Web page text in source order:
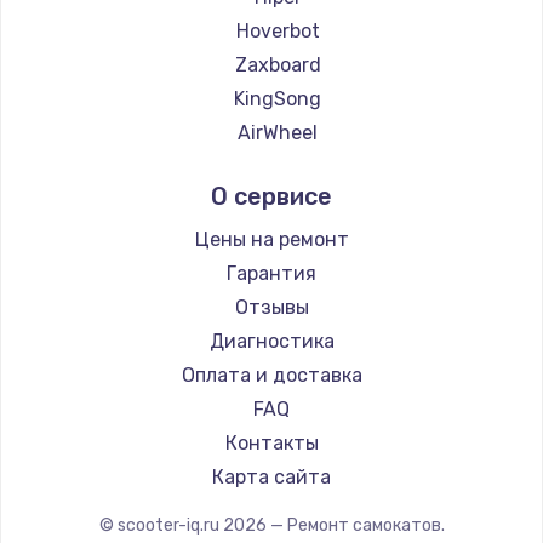
Замена температурного датчика
2500 руб.
Заказать
Замена электроконфорки
Техобслуживание
900 руб.
Заказать
Установка / подключение / демонтаж
1300 руб.
Заказать
Hoverbot
Zaxboard
KingSong
AirWheel
Hunter
Shorner
Joyor
Minimotors
Bork
Segway
KIRIN
О сервисе
Цены на ремонт
Гарантия
Отзывы
Диагностика
Оплата и доставка
FAQ
Контакты
Карта сайта
© scooter-iq.ru 2026 — Ремонт самокатов.